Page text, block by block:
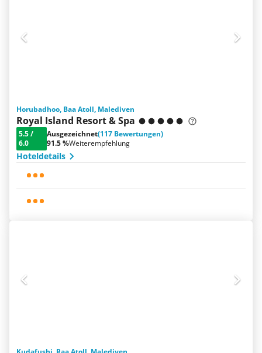
Horubadhoo, Baa Atoll, Malediven
Royal Island Resort & Spa
5.5/
6.0
Ausgezeichnet(117 Bewertungen)
91.5 %Weiterempfehlung
Hoteldetails